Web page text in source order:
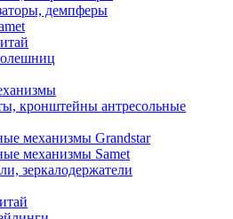
демпферы
кронштейны антресольные
механизмы Grandstar
механизмы Samet
зеркалодержатели